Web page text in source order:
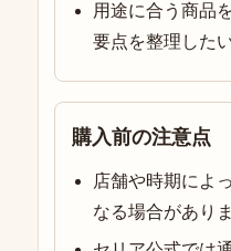
用途に合う商品
要点を整理した
購入前の注意点
店舗や時期によ
なる場合がありま